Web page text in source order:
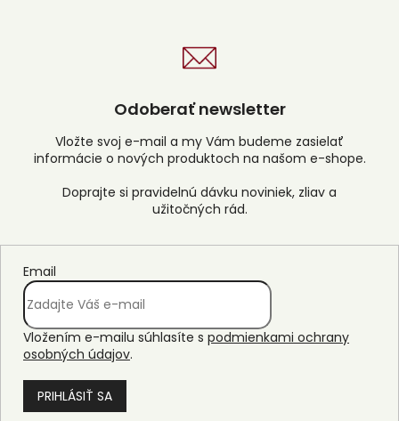
Odoberať newsletter
Vložte svoj e-mail a my Vám budeme zasielať
informácie o nových produktoch na našom e-shope.
Email
Vložením e-mailu súhlasíte s podmienkami ochrany
osobných údajov.
PRIHLÁSIŤ SA